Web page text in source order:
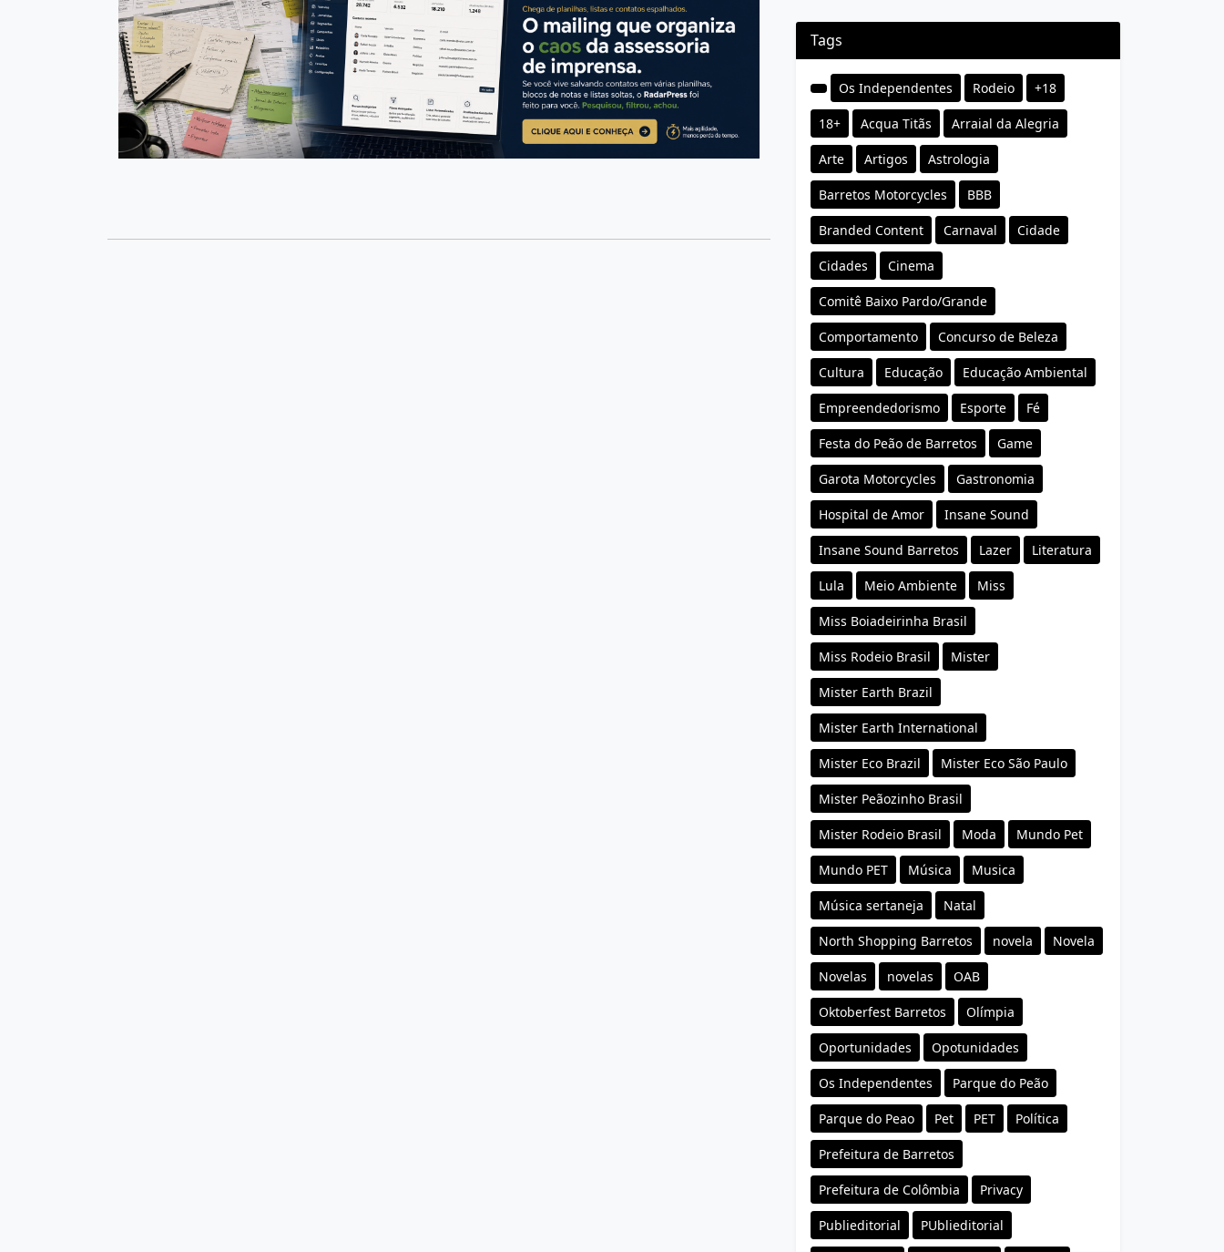
Tags
Os Independentes Rodeio +18
18+ Acqua Titãs Arraial da Alegria
Arte Artigos Astrologia
Barretos Motorcycles BBB
Branded Content Carnaval Cidade
Cidades Cinema
Comitê Baixo Pardo/Grande
Comportamento Concurso de Beleza
Cultura Educação Educação Ambiental
Empreendedorismo Esporte Fé
Festa do Peão de Barretos Game
Garota Motorcycles Gastronomia
Hospital de Amor Insane Sound
Insane Sound Barretos Lazer Literatura
Lula Meio Ambiente Miss
Miss Boiadeirinha Brasil
Miss Rodeio Brasil Mister
Mister Earth Brazil
Mister Earth International
Mister Eco Brazil Mister Eco São Paulo
Mister Peãozinho Brasil
Mister Rodeio Brasil Moda Mundo Pet
Mundo PET Música Musica
Música sertaneja Natal
North Shopping Barretos novela Novela
Novelas novelas OAB
Oktoberfest Barretos Olímpia
Oportunidades Opotunidades
Os Independentes Parque do Peão
Parque do Peao Pet PET Política
Prefeitura de Barretos
Prefeitura de Colômbia Privacy
Publieditorial PUblieditorial